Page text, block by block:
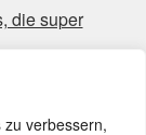
verbessern,
die super